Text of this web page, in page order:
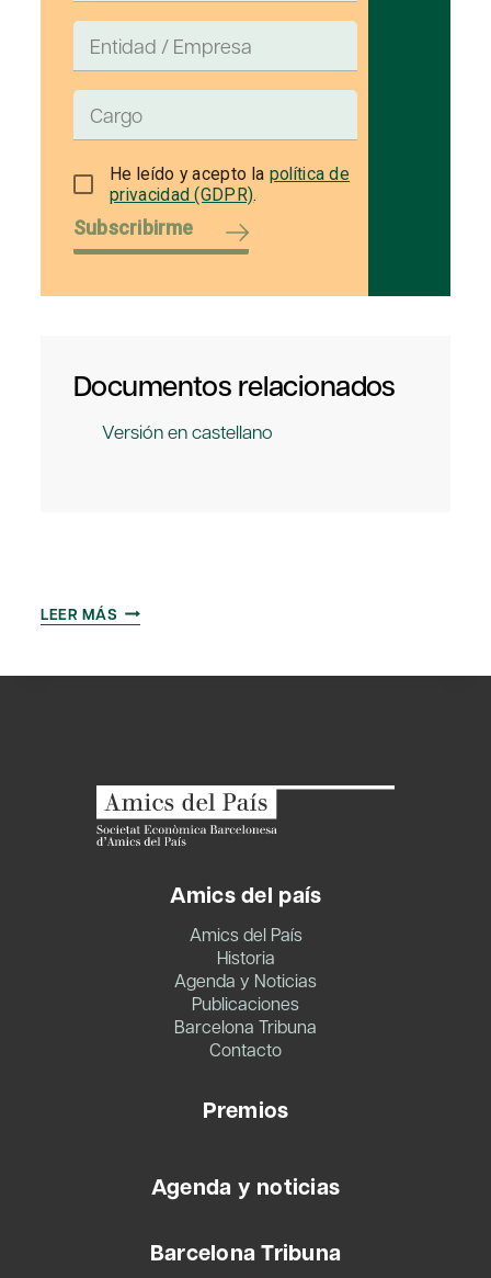
He leído y acepto la política de
privacidad (GDPR).
Subscribirme
Documentos relacionados
Versión en castellano
LEER MÁS LAS
Amics del país
Amics del País
Historia
Agenda y Noticias
Publicaciones
Barcelona Tribuna
Contacto
Premios
Agenda y noticias
Barcelona Tribuna